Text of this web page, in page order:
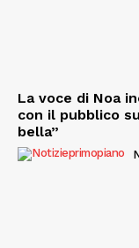
La voce di Noa
con il pubblico
bella”